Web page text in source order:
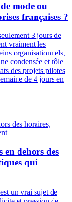
mode ou
françaises ?
3 jours de
vraiment les
organisationnels,
condensée et rôle
des projets pilotes
de 4 jours en
en dehors des
qui
un vrai sujet de